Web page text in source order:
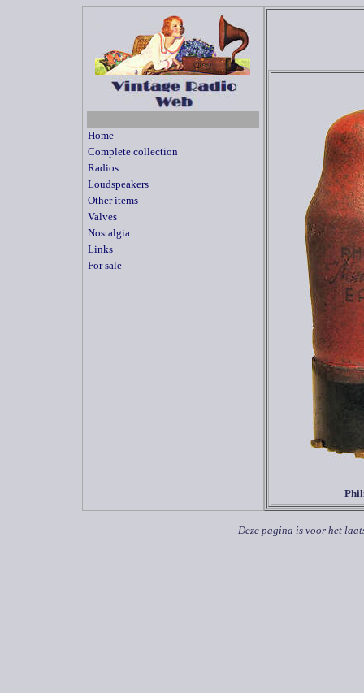
Home
Complete collection
Radios
Loudspeakers
Other items
Valves
Nostalgia
Links
For sale
Deze pagina is voor het